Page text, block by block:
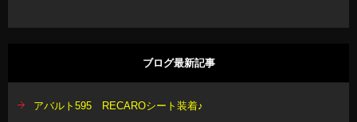
ブログ最新記事
アバルト595 RECAROシート装着♪